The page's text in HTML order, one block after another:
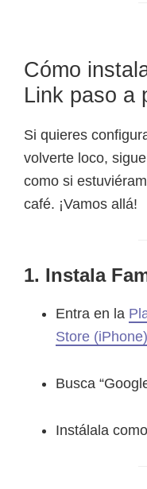
Cómo
Link paso a
Si quieres
volverte loco,
como si
café. ¡Vamos allá!
1. Instala
Entra en la
Store (iPhone)
Busca
Instálala